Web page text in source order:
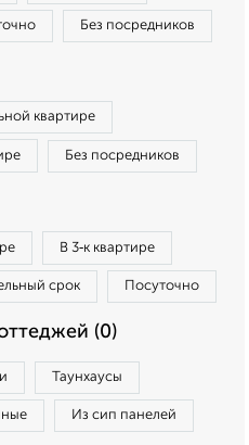
Без посредников
квартире
Без посредников
В 3‑к квартире
срок Посуточно
(0)
Таунхаусы
Из сип панелей